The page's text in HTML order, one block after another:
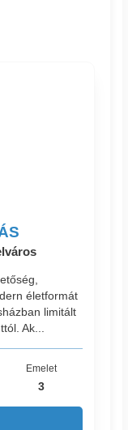
életformát
limitált
Ak...
Emelet
3